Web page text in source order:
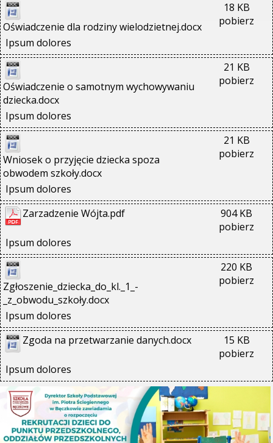
Oświadczenie dla rodziny wielodzietnej.docx
18 KB
pobierz
Ipsum dolores
Oświadczenie o samotnym wychowywaniu
dziecka.docx
21 KB
pobierz
Ipsum dolores
Wniosek o przyjęcie dziecka spoza
obwodem szkoły.docx
21 KB
pobierz
Ipsum dolores
Zarzadzenie Wójta.pdf
904 KB
pobierz
Ipsum dolores
Zgłoszenie_dziecka_do_kl._1_-
_z_obwodu_szkoły.docx
220 KB
pobierz
Ipsum dolores
Zgoda na przetwarzanie danych.docx
15 KB
pobierz
Ipsum dolores